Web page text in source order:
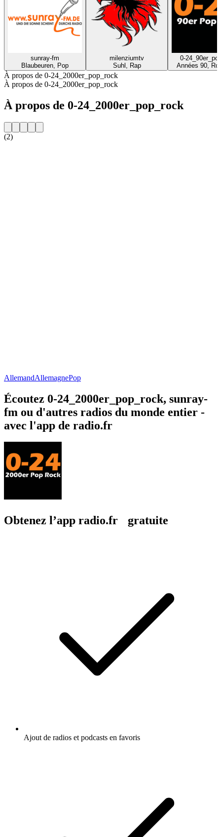
sunray-fm
Blaubeuren, Pop
milenziumtv
Suhl, Rap
0-
Années 90,
À propos de 0-24_2000er_pop_rock
À propos de 0-24_2000er_pop_rock
À propos de 0-24_2000er_pop_rock
(2)
AllemandAllemagnePop
Écoutez 0-24_2000er_pop_rock, sunray-
fm ou d'autres radios du monde entier -
avec l'app de radio.fr
Obtenez l’app radio.fr gratuite
Ajout de radios et podcasts en favoris